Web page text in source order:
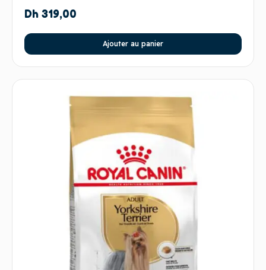
Dh 319,00
Ajouter au panier